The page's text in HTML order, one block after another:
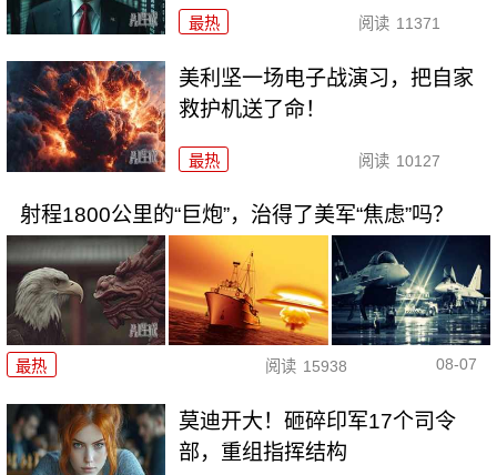
最热 阅读 11371
美利坚一场电子战演习，把自家
救护机送了命！
最热 阅读 10127
射程1800公里的“巨炮”，治得了美军“焦虑”吗？
最热 阅读 15938 08-07
莫迪开大！砸碎印军17个司令
部，重组指挥结构